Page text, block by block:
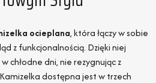
ocieplana, która łączy w sobie
z funkcjonalnością. Dzięki niej
chłodne dni, nie rezygnując z
dostępna jest w trzech